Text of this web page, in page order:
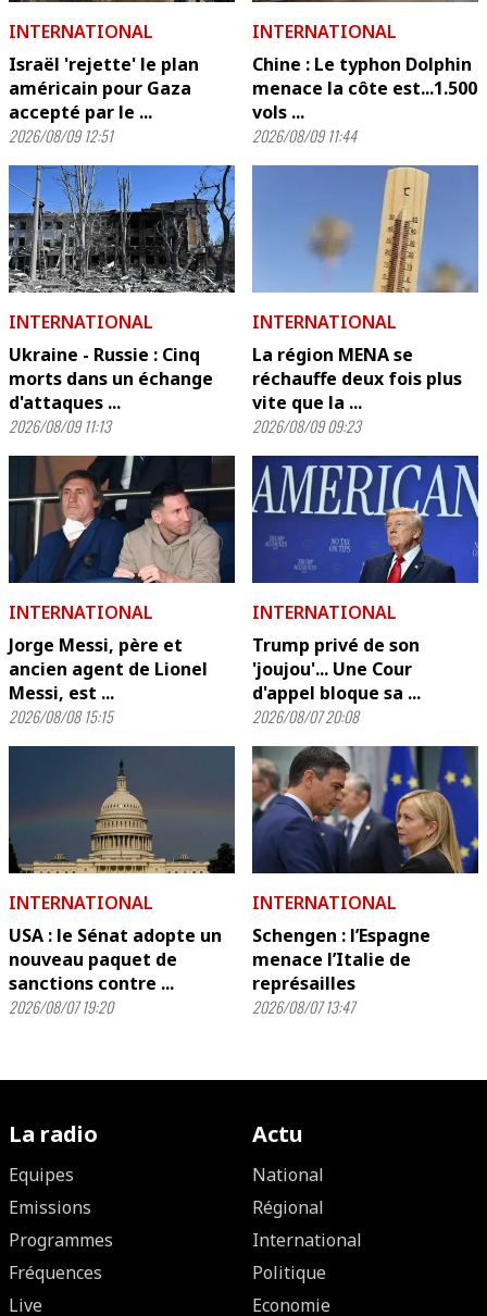
INTERNATIONAL
Israël 'rejette' le plan
américain pour Gaza
accepté par le ...
2026/08/09 12:51
INTERNATIONAL
Chine : Le typhon Dolphin
menace la côte est...1.500
vols ...
2026/08/09 11:44
INTERNATIONAL
Ukraine - Russie : Cinq
morts dans un échange
d'attaques ...
2026/08/09 11:13
INTERNATIONAL
La région MENA se
réchauffe deux fois plus
vite que la ...
2026/08/09 09:23
INTERNATIONAL
Jorge Messi, père et
ancien agent de Lionel
Messi, est ...
2026/08/08 15:15
INTERNATIONAL
Trump privé de son
'joujou'... Une Cour
d'appel bloque sa ...
2026/08/07 20:08
INTERNATIONAL
USA : le Sénat adopte un
nouveau paquet de
sanctions contre ...
2026/08/07 19:20
INTERNATIONAL
Schengen : l’Espagne
menace l’Italie de
représailles
2026/08/07 13:47
La radio
Equipes
Emissions
Programmes
Fréquences
Live
Actu
National
Régional
International
Politique
Economie